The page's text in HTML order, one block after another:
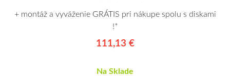
+ montáž a vyváženie GRÁTIS pri nákupe spolu s diskami
!*
111,13 €
Na Sklade